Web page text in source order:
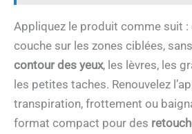
Appliquez le produit comme suit :
couche sur les zones ciblées,
contour des yeux, les lèvres, les
les petites taches. Renouvelez
transpiration, frottement ou
format compact pour des